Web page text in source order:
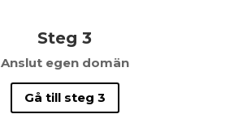
Steg 3
Anslut egen domän
Gå till steg 3